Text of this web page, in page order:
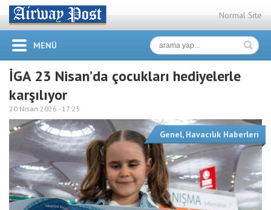
Normal Site
MENÜ
İGA 23 Nisan’da çocukları hediyelerle
karşılıyor
20 Nisan 2026 - 17:25
Genel, Havacılık Haberleri